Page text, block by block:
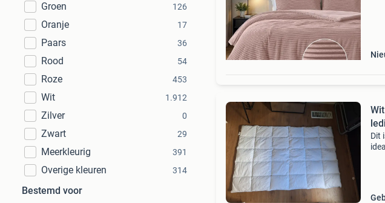
Groen 126
Oranje 17
Paars 36
Rood 54
Roze 453
Wit 1.912
Zilver 0
Zwart 29
Meerkleurig 391
Overige kleuren 314
Bestemd voor
Dit